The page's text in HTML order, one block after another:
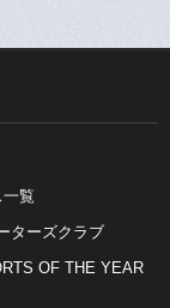
覧
ターズクラブ
OF THE YEAR